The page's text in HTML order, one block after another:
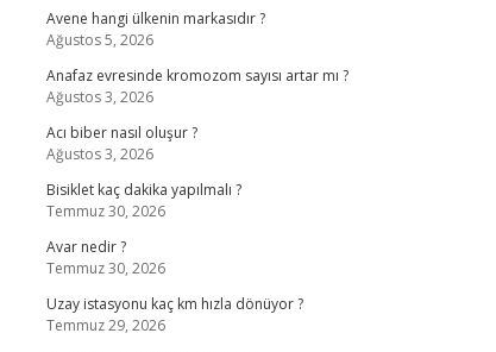
Avene hangi ülkenin markasıdır ?
Ağustos 5, 2026
Anafaz evresinde kromozom sayısı artar mı ?
Ağustos 3, 2026
Acı biber nasıl oluşur ?
Ağustos 3, 2026
Bisiklet kaç dakika yapılmalı ?
Temmuz 30, 2026
Avar nedir ?
Temmuz 30, 2026
Uzay istasyonu kaç km hızla dönüyor ?
Temmuz 29, 2026